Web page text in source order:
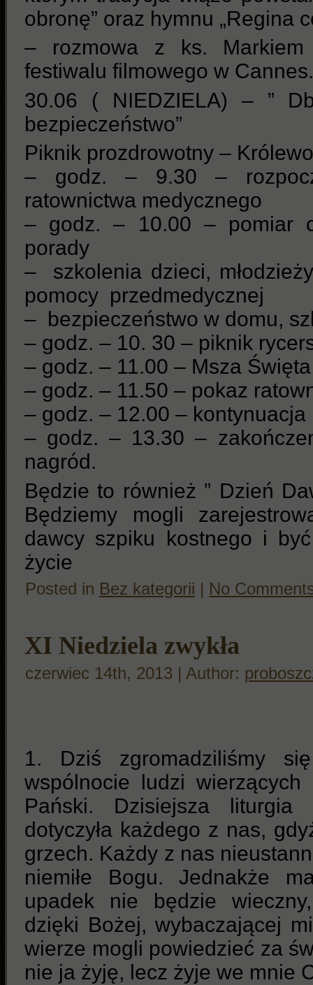
obronę” oraz hymnu „Regina
– rozmowa z ks. Markiem
festiwalu filmowego w Cannes.
30.06 ( NIEDZIELA) – ”
bezpieczeństwo”
Piknik prozdrowotny – Królewo
– godz. – 9.30 –
ratownictwa medycznego
– godz. – 10.00 – pomiar
porady
– szkolenia dzieci,
pomocy przedmedycznej
– bezpieczeństwo w domu,
– godz. – 10. 30 – piknik
– godz. – 11.00 – Msza Święta
– godz. – 11.50 – pokaz
– godz. – 12.00 –
– godz. – 13.30 –
nagród.
Będzie to również ” Dzień
Będziemy mogli
dawcy szpiku kostnego i
życie
Posted in Bez kategorii No
XI Niedziela zwykła
czerwiec 14th, 2013 | Author:
1. Dziś zgromadziliśmy
wspólnocie ludzi
Pański. Dzisiejsza
dotyczyła każdego z nas,
grzech. Każdy z nas
niemiłe Bogu. Jednakże
upadek nie będzie
dzięki Bożej, wybaczającej
wierze mogli powiedzieć za
nie ja żyję, lecz żyje we mnie